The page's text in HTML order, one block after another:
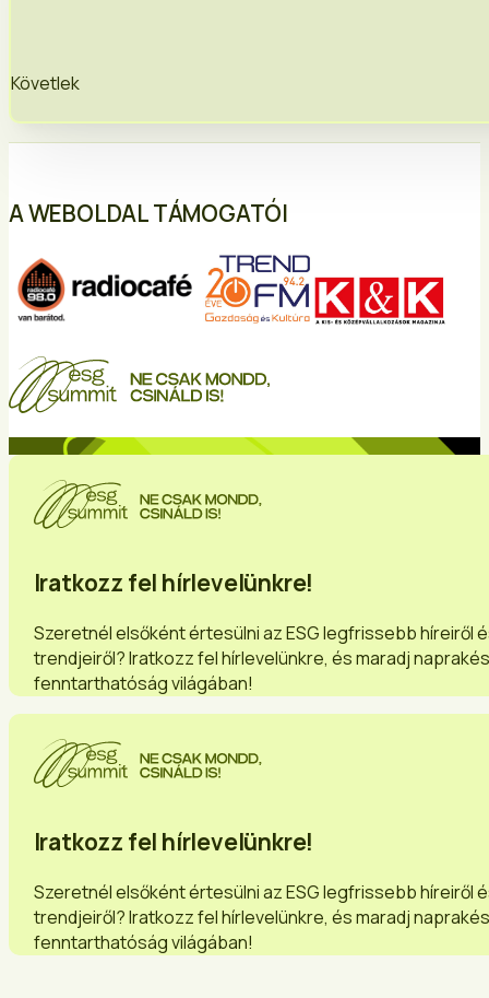
Követlek
A WEBOLDAL TÁMOGATÓI
Iratkozz fel hírlevelünkre!
Szeretnél elsőként értesülni az ESG legfrissebb híreiről
trendjeiről? Iratkozz fel hírlevelünkre, és maradj
fenntarthatóság világában!
Iratkozz fel hírlevelünkre!
Szeretnél elsőként értesülni az ESG legfrissebb híreiről
trendjeiről? Iratkozz fel hírlevelünkre, és maradj
fenntarthatóság világában!